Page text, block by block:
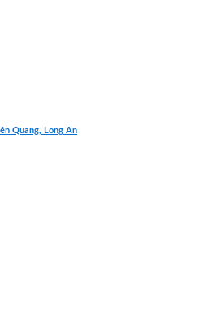
Quang, Long An